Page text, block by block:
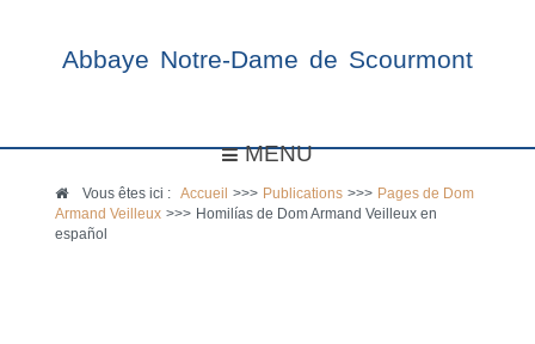
Abbaye Notre-Dame de Scourmont
MENU
Vous êtes ici :Accueil >>> Publications >>> Pages de Dom
Armand Veilleux >>> Homilías de Dom Armand Veilleux en
español